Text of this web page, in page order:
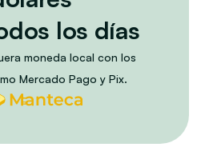
los días
moneda local con los
Mercado Pago y Pix.